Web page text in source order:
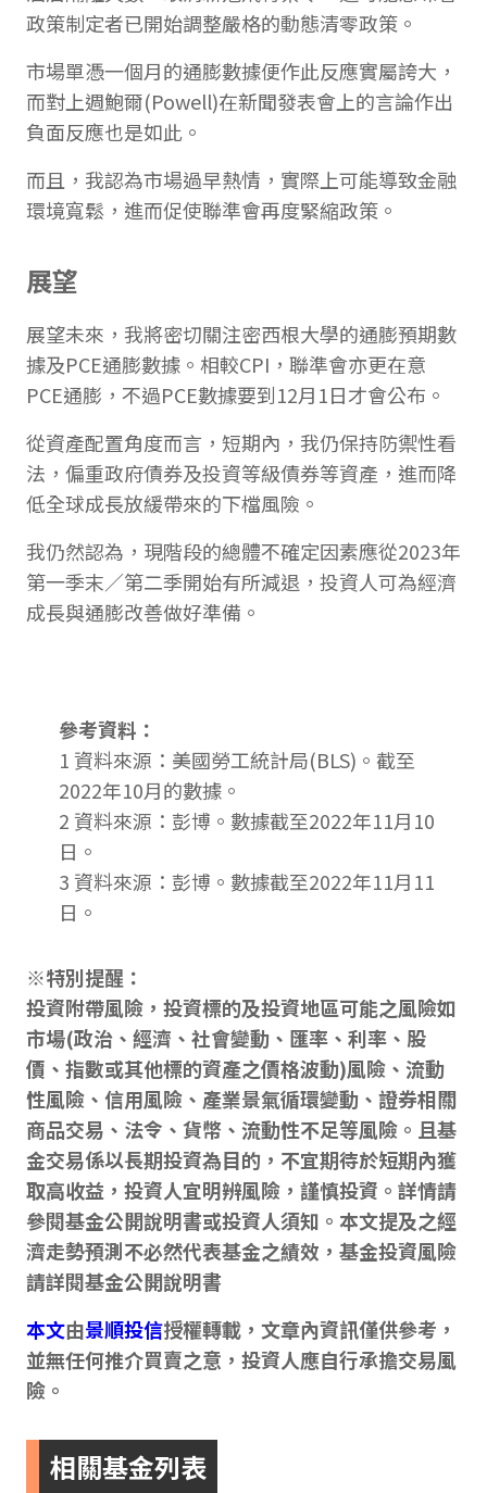
政策制定者已開始調整嚴格的動態清零政策。
市場單憑一個月的通膨數據便作此反應實屬誇大，
而對上週鮑爾(Powell)在新聞發表會上的言論作出
負面反應也是如此。
而且，我認為市場過早熱情，實際上可能導致金融
環境寬鬆，進而促使聯準會再度緊縮政策。
展望
展望未來，我將密切關注密西根大學的通膨預期數
據及PCE通膨數據。相較CPI，聯準會亦更在意
PCE通膨，不過PCE數據要到12月1日才會公布。
從資產配置角度而言，短期內，我仍保持防禦性看
法，偏重政府債券及投資等級債券等資產，進而降
低全球成長放緩帶來的下檔風險。
我仍然認為，現階段的總體不確定因素應從2023年
第一季末／第二季開始有所減退，投資人可為經濟
成長與通膨改善做好準備。
參考資料：
1 資料來源：美國勞工統計局(BLS)。截至
2022年10月的數據。
2 資料來源：彭博。數據截至2022年11月10
日。
3 資料來源：彭博。數據截至2022年11月11
日。
※特別提醒：
投資附帶風險，投資標的及投資地區可能之風險如
市場(政治、經濟、社會變動、匯率、利率、股
價、指數或其他標的資產之價格波動)風險、流動
性風險、信用風險、產業景氣循環變動、證券相關
商品交易、法令、貨幣、流動性不足等風險。且基
金交易係以長期投資為目的，不宜期待於短期內獲
取高收益，投資人宜明辨風險，謹慎投資。詳情請
參閱基金公開說明書或投資人須知。本文提及之經
濟走勢預測不必然代表基金之績效，基金投資風險
請詳閱基金公開說明書
本文由景順投信授權轉載，文章內資訊僅供參考，
並無任何推介買賣之意，投資人應自行承擔交易風
險。
相關基金列表